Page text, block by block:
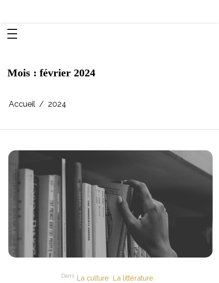
Mois : février 2024
Accueil 2024
Dans La culture La littérature